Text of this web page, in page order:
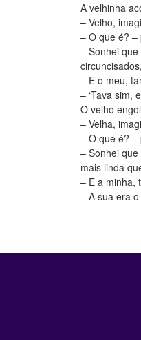
A velhinha
– Velho,
– O que é? –
– Sonhei
– E o meu,
– ‘Tava sim,
O velho
– Velha,
– O que é? –
– Sonhei
mais linda
– E a minha,
– A sua era